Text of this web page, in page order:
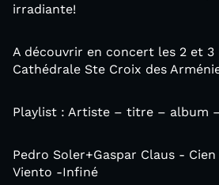
irradiante!
A découvrir en concert les 2 et 3
Cathédrale Ste Croix des
Playlist : Artiste – titre – album
Pedro Soler+Gaspar Claus -
Viento -Infiné